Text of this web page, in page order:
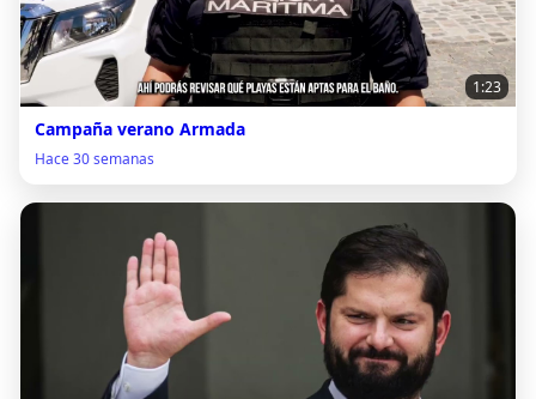
1:23
Campaña verano Armada
Hace 30 semanas